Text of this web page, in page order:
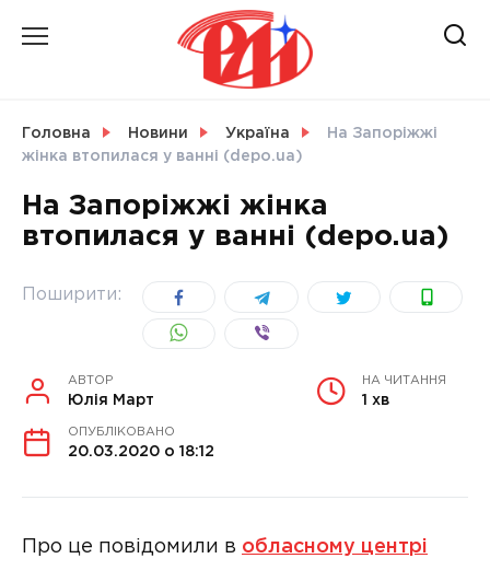
УКРАЇНА
Головна Новини Україна
На Запоріжжі
жінка втопилася у ванні (depo.ua)
На Запоріжжі жінка
втопилася у ванні (depo.ua)
Поширити:
АВТОР
Юлія Март
НА ЧИТАННЯ
1 хв
ОПУБЛІКОВАНО
20.03.2020 о 18:12
Про це повідомили в обласному центрі